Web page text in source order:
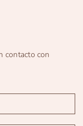
contacto con